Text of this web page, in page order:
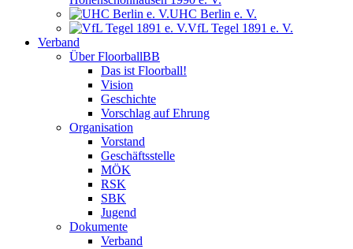
UHC Berlin e. V.
VfL Tegel 1891 e. V.
Verband
Über FloorballBB
Das ist Floorball!
Vision
Geschichte
Vorschlag auf Ehrung
Organisation
Vorstand
Geschäftsstelle
MÖK
RSK
SBK
Jugend
Dokumente
Verband